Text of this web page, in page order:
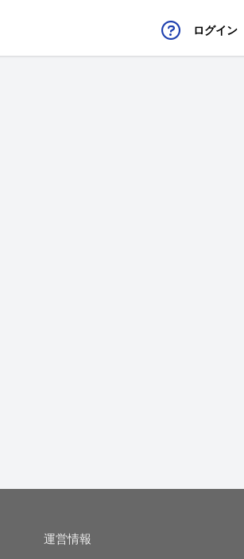
ログイン
運営情報